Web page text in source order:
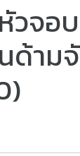
วจอ
ด้าม